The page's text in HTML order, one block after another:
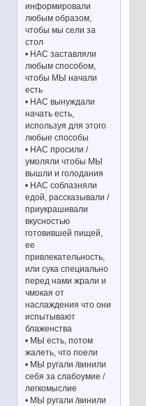
информировали
любым образом,
чтобы мы сели за
стол
• НАС заставляли
любым способом,
чтобы МЫ начали
есть
• НАС вынуждали
начать есть,
используя для этого
любые способы
• НАС просили /
умоляли чтобы МЫ
вышли и голодания
• НАС соблазняли
едой, рассказывали /
приукрашивали
вкусностью
готовившей пищей,
ее
привлекательность,
или сука специально
перед нами жрали и
чмокая от
наслаждения что они
испытывают
блаженства
• МЫ есть, потом
жалеть, что поели
• МЫ ругали /винили
себя за слабоумие /
легкомыслие
• МЫ ругали /винили